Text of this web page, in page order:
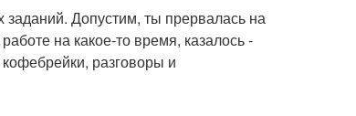
Допустим, ты прервалась на
на какое-то время, казалось -
разговоры и